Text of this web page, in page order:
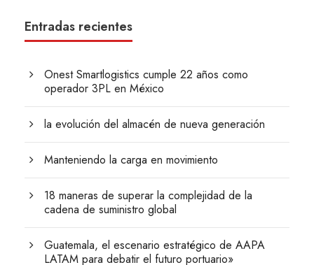
Entradas recientes
Onest Smartlogistics cumple 22 años como
operador 3PL en México
la evolución del almacén de nueva generación
Manteniendo la carga en movimiento
18 maneras de superar la complejidad de la
cadena de suministro global
Guatemala, el escenario estratégico de AAPA
LATAM para debatir el futuro portuario»